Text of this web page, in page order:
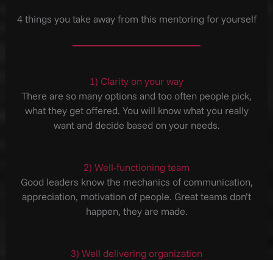
4 things you take away from this mentoring for yourself
1) Clarity on your way
There are so many options and too often people pick,
what they get offered. You will know what you really
want and decide based on your needs.
2) Well-functioning team
Good leaders know the mechanics of communication,
appreciation, motivation of people. Great teams don’t
happen, they are made.
3) Well delivering organization